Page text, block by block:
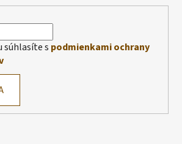
súhlasíte s podmienkami ochrany